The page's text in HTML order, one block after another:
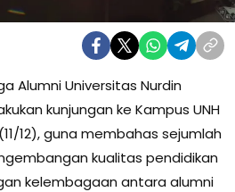
Alumni Universitas Nurdin
kunjungan ke Kampus UNH
12), guna membahas sejumlah
kualitas pendidikan
kelembagaan antara alumni